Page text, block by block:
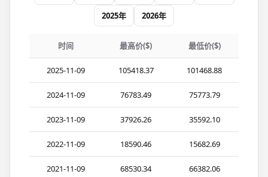
2025年
2026年
时间 最高价($) 最低价($)
2025-11-09 105418.37 101468.88
2024-11-09 76783.49 75773.79
2023-11-09 37926.26 35592.10
2022-11-09 18590.46 15682.69
2021-11-09 68530.34 66382.06